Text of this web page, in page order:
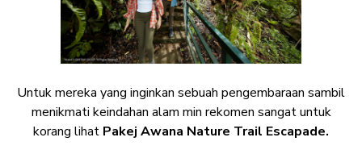
Untuk mereka yang inginkan sebuah pengembaraan sambil
menikmati keindahan alam min rekomen sangat untuk
korang lihat Pakej Awana Nature Trail Escapade.